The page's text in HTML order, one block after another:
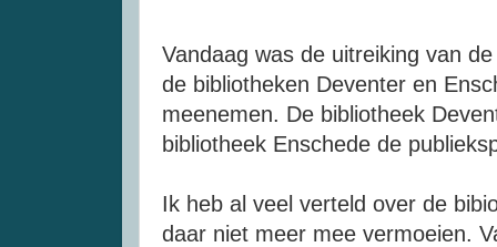
Vandaag was de uitreiking van
de bibliotheken Deventer en
meenemen. De bibliotheek
bibliotheek Enschede de
Ik heb al veel verteld over de
daar niet meer mee vermoeien.